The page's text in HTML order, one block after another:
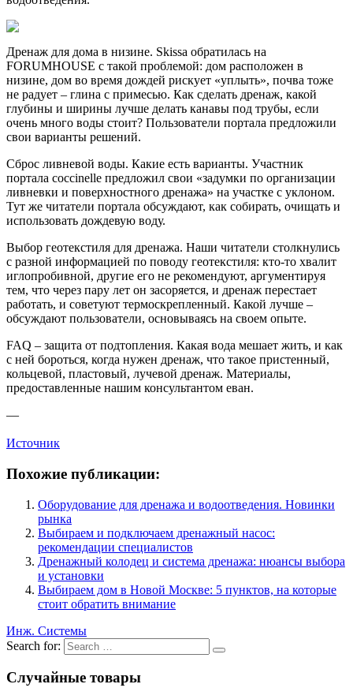
Дренаж для дома в низине. Skissa обратилась на
FORUMHOUSE с такой проблемой: дом расположен в
низине, дом во время дождей рискует «уплыть», почва тоже
не радует – глина с примесью. Как сделать дренаж, какой
глубины и ширины лучше делать канавы под трубы, если
очень много воды стоит? Пользователи портала предложили
свои варианты решений.
Сброс ливневой воды. Какие есть варианты. Участник
портала coccinelle предложил свои «задумки по организации
ливневки и поверхностного дренажа» на участке с уклоном.
Тут же читатели портала обсуждают, как собирать, очищать и
использовать дождевую воду.
Выбор геотекстиля для дренажа. Наши читатели столкнулись
с разной информацией по поводу геотекстиля: кто-то хвалит
иглопробивной, другие его не рекомендуют, аргументируя
тем, что через пару лет он засоряется, и дренаж перестает
работать, и советуют термоскрепленный. Какой лучше –
обсуждают пользователи, основываясь на своем опыте.
FAQ – защита от подтопления. Какая вода мешает жить, и как
с ней бороться, когда нужен дренаж, что такое пристенный,
кольцевой, пластовый, лучевой дренаж. Материалы,
предоставленные нашим консультантом еван.
—
Источник
Похожие публикации:
Оборудование для дренажа и водоотведения. Новинки
рынка
Выбираем и подключаем дренажный насос:
рекомендации специалистов
Дренажный колодец и система дренажа: нюансы выбора
и установки
Выбираем дом в Новой Москве: 5 пунктов, на которые
стоит обратить внимание
Инж. Системы
Search for:
Случайные товары